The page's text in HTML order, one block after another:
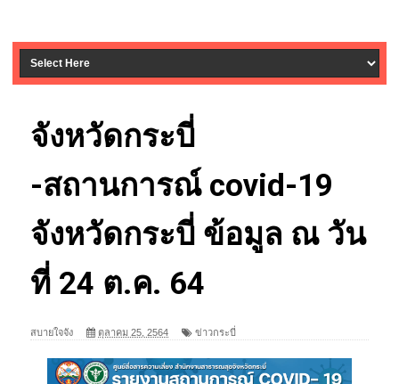
จังหวัดกระบี่
-สถานการณ์ covid-19
จังหวัดกระบี่ ข้อมูล ณ วัน
ที่ 24 ต.ค. 64
สบายใจจัง ตุลาคม 25, 2564 ข่าวกระบี่